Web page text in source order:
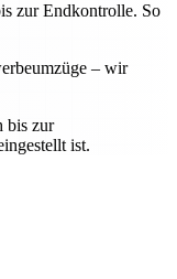
zur Endkontrolle. So
– wir
bis zur
ist.